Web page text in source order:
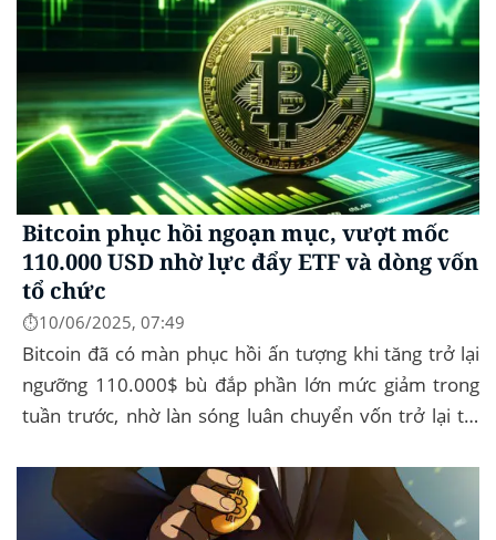
Bitcoin phục hồi ngoạn mục, vượt mốc
110.000 USD nhờ lực đẩy ETF và dòng vốn
tổ chức
⏱️10/06/2025, 07:49
Bitcoin đã có màn phục hồi ấn tượng khi tăng trở lại
ngưỡng 110.000$ bù đắp phần lớn mức giảm trong
tuần trước, nhờ làn sóng luân chuyển vốn trở lại thị